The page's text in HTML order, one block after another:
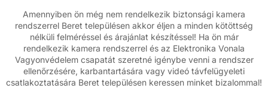
Amennyiben ön még nem rendelkezik biztonsági kamera
rendszerrel Beret településen akkor éljen a minden kötöttség
nélküli felméréssel és árajánlat készítéssel! Ha ön már
rendelkezik kamera rendszerrel és az Elektronika Vonala
Vagyonvédelem csapatát szeretné igénybe venni a rendszer
ellenőrzésére, karbantartására vagy videó távfelügyeleti
csatlakoztatására Beret településen keressen minket bizalommal!